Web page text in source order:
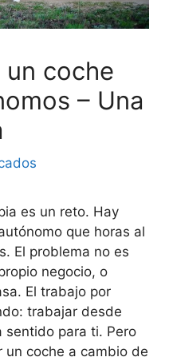
un coche
– Una
es un reto. Hay
que horas al
El problema no es
negocio, o
El trabajo por
trabajar desde
sentido para ti. Pero
coche a cambio de